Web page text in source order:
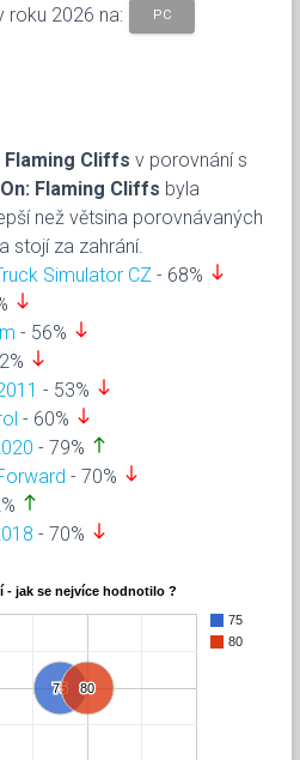
roku 2026 na: PC
Flaming Cliffs v porovnání s
Flaming Cliffs byla
než větsina porovnávaných
stojí za zahrání.
Simulator CZ - 68% south
south
- 56% south
south
- 53% south
- 60% south
- 79% north
- 70% south
north
- 70% south
- jak se nejvíce hodnotilo ?
75
80
75
75 80
80